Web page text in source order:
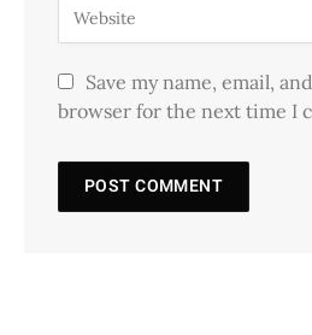
Save my name, email,
browser for the next time I